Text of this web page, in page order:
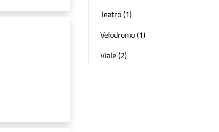
Teatro (1)
Velodromo (1)
Viale (2)